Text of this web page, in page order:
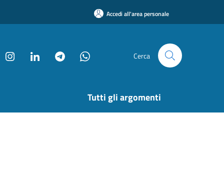
Accedi all'area personale
Cerca
Tutti gli argomenti